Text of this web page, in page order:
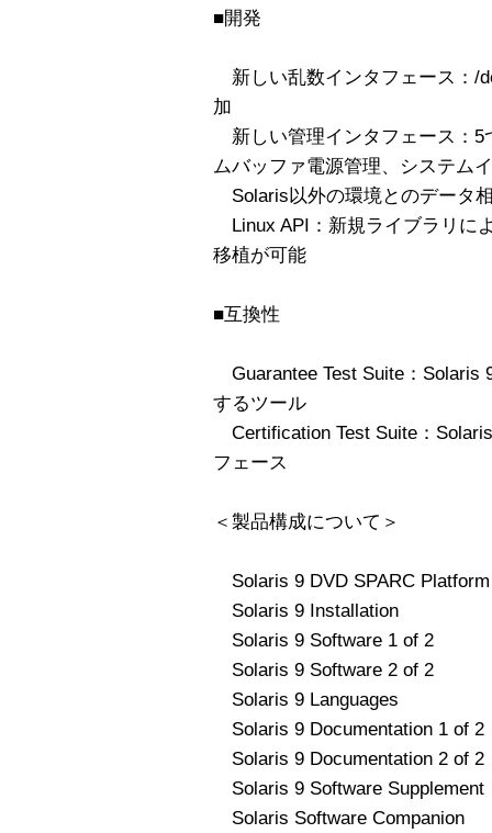
■開発
新しい乱数インタフェース：/
加
新しい管理インタフェース：5
ムバッファ電源管理、システム
Solaris以外の環境とのデータ
Linux API：新規ライブラリに
移植が可能
■互換性
Guarantee Test Suite：Solaris
するツール
Certification Test Suite：
フェース
＜製品構成について＞
Solaris 9 DVD SPARC
Solaris 9 Installation
Solaris 9 Software 1 of 2
Solaris 9 Software 2 of 2
Solaris 9 Languages
Solaris 9 Documentation 1 of 2
Solaris 9 Documentation 2 of 2
Solaris 9 Software Supplement
Solaris Software Companion